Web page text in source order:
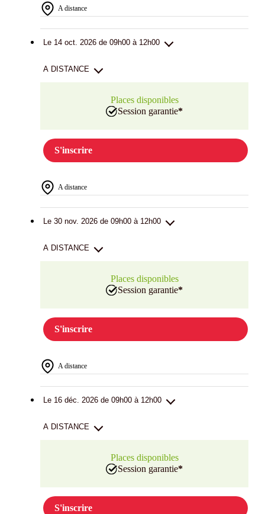
A distance
Le 14 oct. 2026 de 09h00 à 12h00
A DISTANCE
Places disponibles
Session garantie*
S'inscrire
A distance
Le 30 nov. 2026 de 09h00 à 12h00
A DISTANCE
Places disponibles
Session garantie*
S'inscrire
A distance
Le 16 déc. 2026 de 09h00 à 12h00
A DISTANCE
Places disponibles
Session garantie*
S'inscrire